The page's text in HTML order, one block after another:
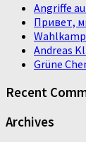
Angriffe
Привет,
Andreas
Grüne
Recent
Archives